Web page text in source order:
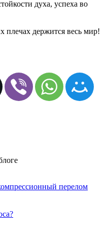
духа, успеха во
держится весь мир!
перелом